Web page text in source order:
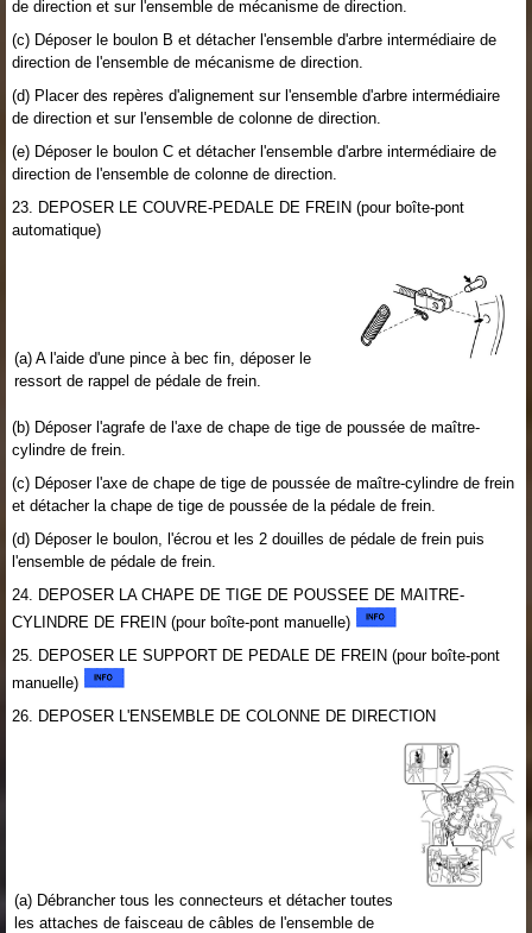
de direction et sur l'ensemble de mécanisme de direction.
(c) Déposer le boulon B et détacher l'ensemble d'arbre intermédiaire de
direction de l'ensemble de mécanisme de direction.
(d) Placer des repères d'alignement sur l'ensemble d'arbre intermédiaire
de direction et sur l'ensemble de colonne de direction.
(e) Déposer le boulon C et détacher l'ensemble d'arbre intermédiaire de
direction de l'ensemble de colonne de direction.
23. DEPOSER LE COUVRE-PEDALE DE FREIN (pour boîte-pont
automatique)
(a) A l'aide d'une pince à bec fin, déposer le
ressort de rappel de pédale de frein.
(b) Déposer l'agrafe de l'axe de chape de tige de poussée de maître-
cylindre de frein.
(c) Déposer l'axe de chape de tige de poussée de maître-cylindre de frein
et détacher la chape de tige de poussée de la pédale de frein.
(d) Déposer le boulon, l'écrou et les 2 douilles de pédale de frein puis
l'ensemble de pédale de frein.
24. DEPOSER LA CHAPE DE TIGE DE POUSSEE DE MAITRE-
CYLINDRE DE FREIN (pour boîte-pont manuelle)
25. DEPOSER LE SUPPORT DE PEDALE DE FREIN (pour boîte-pont
manuelle)
26. DEPOSER L'ENSEMBLE DE COLONNE DE DIRECTION
(a) Débrancher tous les connecteurs et détacher toutes
les attaches de faisceau de câbles de l'ensemble de